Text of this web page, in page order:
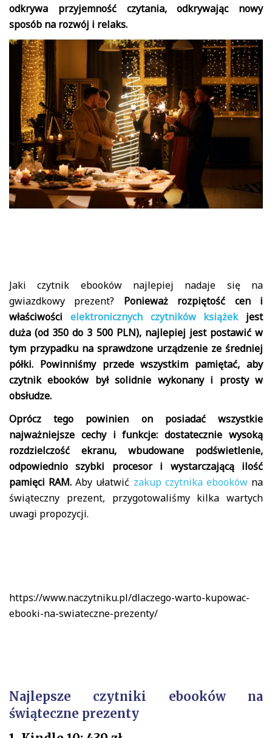
odkrywa przyjemność czytania, odkrywając nowy
sposób na rozwój i relaks.
Jaki czytnik ebooków najlepiej nadaje się na
gwiazdkowy prezent? Ponieważ rozpiętość cen i
właściwości elektronicznych czytników książekjest
duża (od 350 do 3 500 PLN), najlepiej jest postawić w
tym przypadku na sprawdzone urządzenie ze średniej
półki. Powinniśmy przede wszystkim pamiętać, aby
czytnik ebooków był solidnie wykonany i prosty w
obsłudze.
Oprócz tego powinien on posiadać wszystkie
najważniejsze cechy i funkcje: dostatecznie wysoką
rozdzielczość ekranu, wbudowane podświetlenie,
odpowiednio szybki procesor i wystarczającą ilość
pamięci RAM. Aby ułatwić zakup czytnika ebookówna
świąteczny prezent, przygotowaliśmy kilka wartych
uwagi propozycji.
https://www.naczytniku.pl/dlaczego-warto-kupowac-
ebooki-na-swiateczne-prezenty/
Najlepsze czytniki ebooków na
świąteczne prezenty